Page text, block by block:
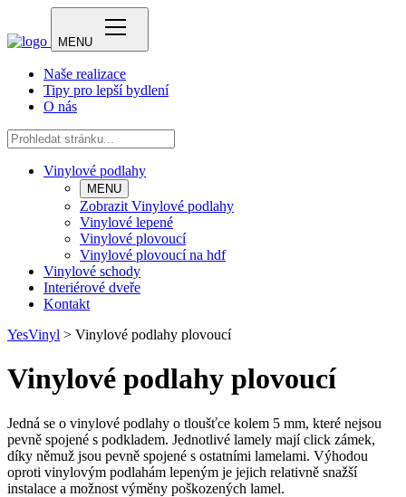
MENU
Naše realizace
Tipy pro lepší bydlení
O nás
Vinylové podlahy
MENU
Zobrazit Vinylové podlahy
Vinylové lepené
Vinylové plovoucí
Vinylové plovoucí na hdf
Vinylové schody
Interiérové dveře
Kontakt
YesVinyl > Vinylové podlahy plovoucí
Vinylové podlahy plovoucí
Jedná se o vinylové podlahy o tloušťce kolem 5 mm, které nejsou
pevně spojené s podkladem. Jednotlivé lamely mají click zámek,
díky němuž jsou pevně spojené s ostatními lamelami. Výhodou
oproti vinylovým podlahám lepeným je jejich relativně snažší
instalace a možnost výměny poškozených lamel.